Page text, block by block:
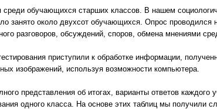
среди обучающихся старших классов. В нашем
занято около двухсот обучающихся. Опрос
разговоров, обсуждений, споров, обмена мнениями
приступили к обработке информации,
изображений, используя возможности компьютера.
представления об итогах, варианты ответов
одного класса. На основе этих таблиц мы